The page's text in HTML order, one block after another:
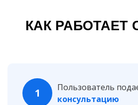
КАК РАБОТАЕТ
1 Пользователь
консультацию